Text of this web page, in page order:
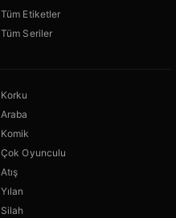
Tüm Etiketler
Tüm Seriler
Korku
Araba
Komik
Çok Oyunculu
Atış
Yılan
Silah